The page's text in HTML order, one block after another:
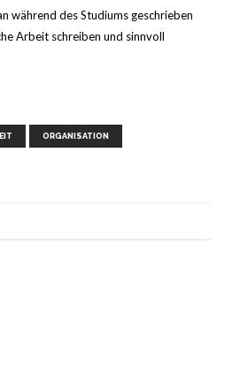
während des Studiums geschrieben
Arbeit schreiben und sinnvoll
ORGANISATION